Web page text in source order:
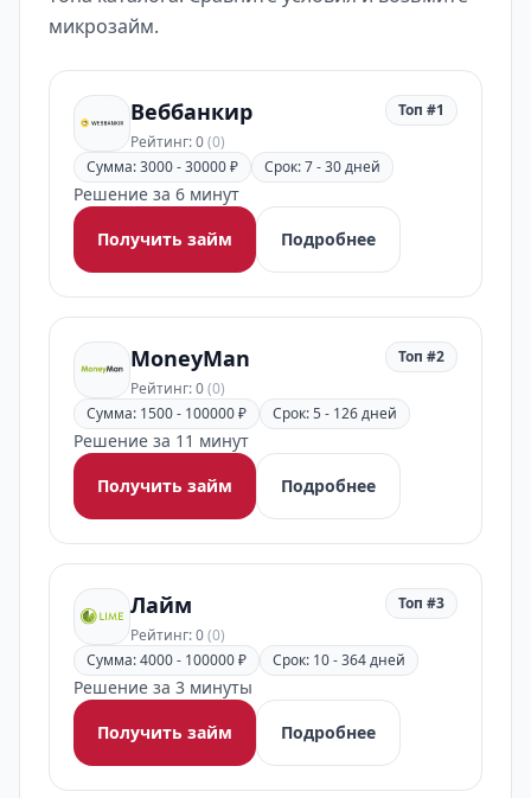
микрозайм.
Веббанкир
Рейтинг: 0(0)
Топ #1
Сумма: 3000 - 30000 ₽ Срок: 7 - 30 дней
Решение за 6 минут
Получить займ
Подробнее
MoneyMan
Рейтинг: 0(0)
Топ #2
Сумма: 1500 - 100000 ₽ Срок: 5 - 126 дней
Решение за 11 минут
Получить займ
Подробнее
Лайм
Рейтинг: 0(0)
Топ #3
Сумма: 4000 - 100000 ₽ Срок: 10 - 364 дней
Решение за 3 минуты
Получить займ
Подробнее